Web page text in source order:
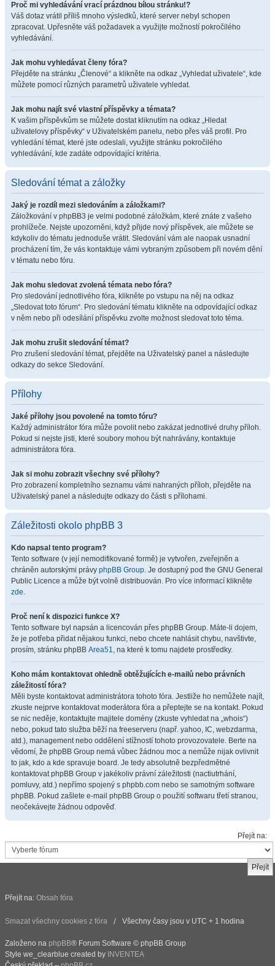
Proč mi vyhledávání vrací prázdnou bílou stránku!?
Váš dotaz vrátil příliš mnoho výsledků, které server nebyl schopen
zpracovat. Upřesněte váš požadavek a využijte možností pokročilého
vyhledávání.
Jak mohu vyhledávat členy fóra?
Přejděte na stránku „Členové“ a klikněte na odkaz „Vyhledat uživatele“, kde
můžete pomocí různých parametrů uživatele vyhledat.
Jak mohu najít své vlastní příspěvky a témata?
K vašim příspěvkům se můžete dostat kliknutím na odkaz „Hledat
uživatelovy příspěvky“ v Uživatelském panelu, nebo přes váš profil. Pro
vyhledání témat, které jste odeslali, využijte stránku pokročilého
vyhledávání, kde zadáte odpovídající kritéria.
Sledování témat a záložky
Jaký je rozdíl mezi sledováním a záložkami?
Záložkování v phpBB3 je velmi podobné záložkám, které znáte z vašeho
prohlížeče. Nejste upozorněni, když přijde nový příspěvek, ale můžete se
kdykoliv do tématu jednoduše vrátit. Sledování vám ale naopak usnadní
procházení tím, že vás kontaktuje vámi vybraným způsobem při novém dění
v tématu nebo fóru.
Jak mohu sledovat zvolená témata nebo fóra?
Pro sledování jednotlivého fóra, klikněte po vstupu na něj na odkaz
„Sledovat toto fórum“. Pro sledování tématu klikněte na odpovídající odkaz
v něm nebo při odesílání příspěvku zvolte možnost sledovat toto téma.
Jak mohu zrušit sledování témat?
Pro zrušení sledování témat, přejděte na Uživatelský panel a následujte
odkazy do sekce Sledování.
Přílohy
Jaké přílohy jsou povolené na tomto fóru?
Každý administrátor fóra může povolit nebo zakázat jednotlivé druhy příloh.
Pokud si nejste jisti, které soubory mohou být nahrávány, kontaktuje
administrátora fóra.
Jak si mohu zobrazit všechny své přílohy?
Pro zobrazení kompletního seznamu vámi nahraných příloh, přejděte na
Uživatelský panel a následujte odkazy do části s přílohami.
Záležitosti okolo phpBB 3
Kdo napsal tento program?
Tento software (v její nemodifikované formě) je vytvořen, zveřejněn a
chráněn autorskými právy phpBB Group. Je dostupný pod the GNU General
Public Licence a může být volně distribuován. Pro více informací klikněte
zde.
Proč není k dispozici funkce X?
Tento software byl napsán a licencován přes phpBB Group. Máte-li dojem,
že je potřeba přidat nějakou funkci, nebo chcete nahlásit chybu, navštivte,
prosím, stránku phpBB Area51, na které k tomu najdete prostředky.
Koho mám kontaktovat ohledně obtěžujících e-mailů nebo právních
záležitostí fóra?
Měli byste kontaktovat administrátora tohoto fóra. Jestliže ho nemůžete najít,
zkuste nejprve kontaktovat moderátora fóra a přeptejte se na kontakt. Pokud
se nic neděje, kontaktujte majitele domény (zkuste vyhledat na „whois“)
nebo, pokud tato služba běží na freeserveru (např. yahoo, IC, webzdarma,
atd.), management nebo oddělení stížností tohoto provozovatele. Berte na
vědomí, že phpBB Group nemá vůbec žádnou moc a nemůže nijak ovlivnit
to jak, kdo a kde spravuje board. Je tedy absolutně bezpředmětné
kontaktovat phpBB Group v jakékoliv právní záležitosti (nactiutrhání,
pomluvy, atd.) nepřímo spojený s phpbb.com nebo se samotným software
phpBB. Pokud zašlete e-mail phpBB Group o použití softwaru třetí stranou,
neočekávejte žádnou odpověď.
Přejít na:
Přejít na: Obsah fóra
Smazat všechny cookies z fóra Všechny časy jsou v UTC + 1 hodina
Založeno na phpBB® Forum Software © phpBB Group
Style we_clearblue created by INVENTEA